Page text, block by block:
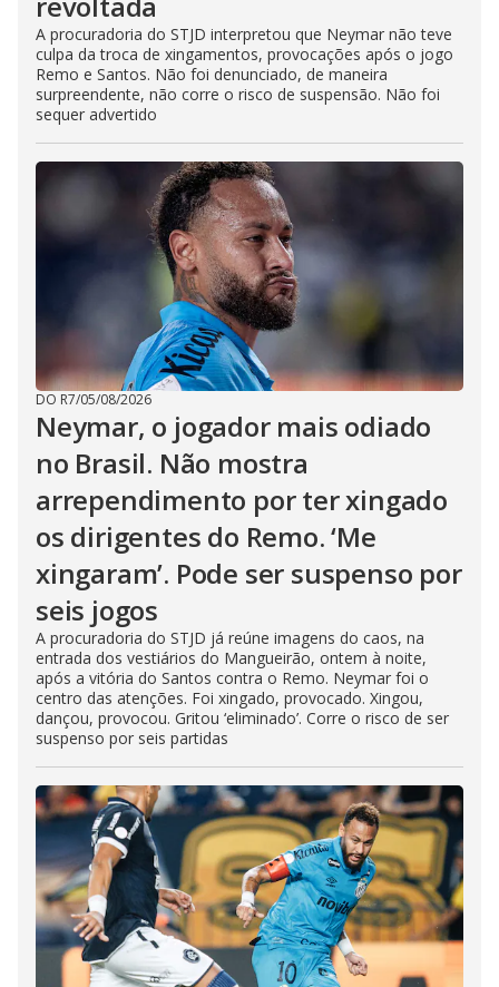
A procuradoria do STJD interpretou que Neymar não teve
culpa da troca de xingamentos, provocações após o jogo
Remo e Santos. Não foi denunciado, de maneira
surpreendente, não corre o risco de suspensão. Não foi
sequer advertido
DO R7/05/08/2026
Neymar, o jogador mais odiado
no Brasil. Não mostra
arrependimento por ter xingado
os dirigentes do Remo. ‘Me
xingaram’. Pode ser suspenso por
seis jogos
A procuradoria do STJD já reúne imagens do caos, na
entrada dos vestiários do Mangueirão, ontem à noite,
após a vitória do Santos contra o Remo. Neymar foi o
centro das atenções. Foi xingado, provocado. Xingou,
dançou, provocou. Gritou ‘eliminado’. Corre o risco de ser
suspenso por seis partidas